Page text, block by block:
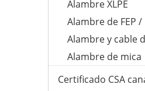
Alambre XLPE
Alambre y cable
Alambre de mica
Certificado CSA